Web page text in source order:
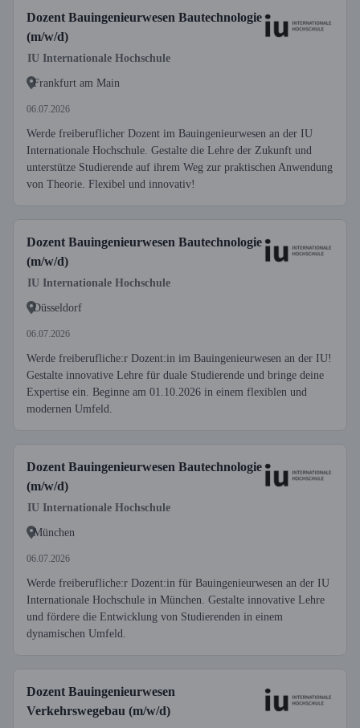
Dozent Bauingenieurwesen Bautechnologie
(m/w/d)
IU Internationale Hochschule
Frankfurt am Main
06.07.2026
Werde freiberuflicher Dozent im Bauingenieurwesen an der IU
Internationale Hochschule. Gestalte die Lehre der Zukunft und
unterstütze Studierende auf ihrem Weg zur praktischen Anwendung
von Theorie. Flexibel und innovativ!
Dozent Bauingenieurwesen Bautechnologie
(m/w/d)
IU Internationale Hochschule
Düsseldorf
06.07.2026
Werde freiberufliche:r Dozent:in im Bauingenieurwesen an der IU!
Gestalte innovative Lehre für duale Studierende und bringe deine
Expertise ein. Beginne am 01.10.2026 in einem flexiblen und
modernen Umfeld.
Dozent Bauingenieurwesen Bautechnologie
(m/w/d)
IU Internationale Hochschule
München
06.07.2026
Werde freiberufliche:r Dozent:in für Bauingenieurwesen an der IU
Internationale Hochschule in München. Gestalte innovative Lehre
und fördere die Entwicklung von Studierenden in einem
dynamischen Umfeld.
Dozent Bauingenieurwesen
Verkehrswegebau (m/w/d)